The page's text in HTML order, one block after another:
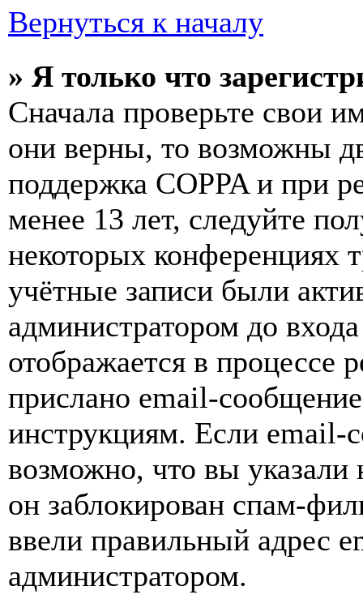
Вернуться к началу
» Я только что
Сначала проверьте свои
они верны, то возможны
поддержка COPPA и при
менее 13 лет, следуйте
некоторых конференциях
учётные записи были
администратором до
отображается в процессе
прислано email-
инструкциям. Если email-
возможно, что вы
он заблокирован спам-
ввели правильный адрес
администратором.